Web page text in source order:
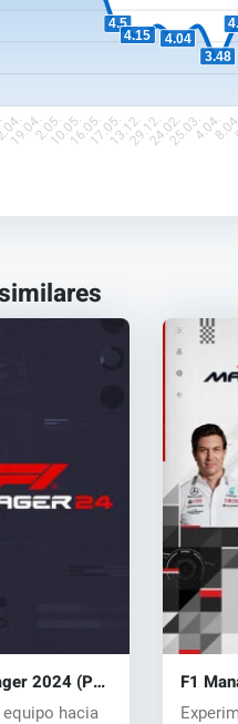
4.5
4.15
4.04
3.48
19.04.2.05.10.05.16.05.17.05.13.12.29.12.24.02.25.03.4.04.
2024 (PC)
hacia
F1
key